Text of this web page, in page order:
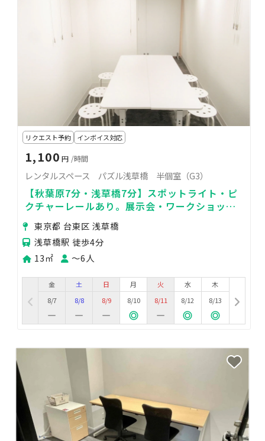
リクエスト予約 インボイス対応
1,100 円 /時間
レンタルスペース パズル浅草橋 半個室（G3）
【秋葉原7分・浅草橋7分】スポットライト・ピ
クチャーレールあり。展示会・ワークショッ
プ・撮影スペースに最適！
東京都 台東区 浅草橋
浅草橋駅 徒歩4分
13㎡
〜6人
金
8/7
土
8/8
日
8/9
月
8/10
火
8/11
水
8/12
木
8/13